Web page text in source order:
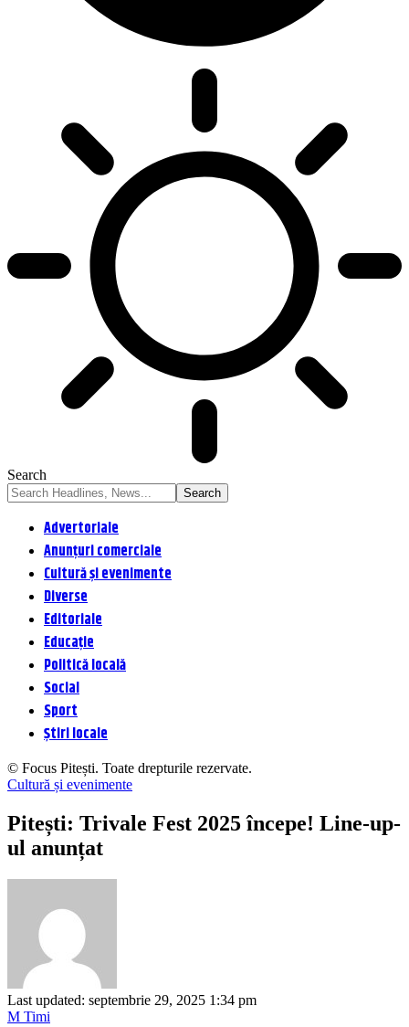
Search
Advertoriale
Anunțuri comerciale
Cultură și evenimente
Diverse
Editoriale
Educație
Politică locală
Social
Sport
Știri locale
© Focus Pitești. Toate drepturile rezervate.
Cultură și evenimente
Pitești: Trivale Fest 2025 începe! Line-up-
ul anunțat
Last updated: septembrie 29, 2025 1:34 pm
M Timi